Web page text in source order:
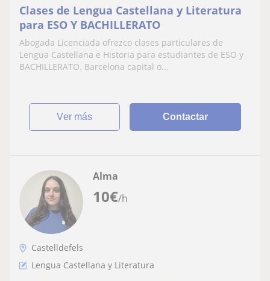
Clases de Lengua Castellana y Literatura
para ESO Y BACHILLERATO
Abogada Licenciada ofrezco clases particulares de
Lengua Castellana e Historia para estudiantes de ESO y
BACHILLERATO. Barcelona capital o...
ver más Contactar
10€/h
Alma
Castelldefels
Lengua Castellana y Literatura